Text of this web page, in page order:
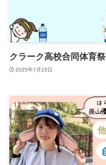
クラーク高校合同体育祭
2025年7月15日